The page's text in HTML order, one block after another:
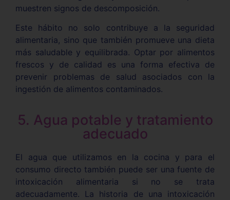
muestren signos de descomposición.
Este hábito no solo contribuye a la seguridad
alimentaria, sino que también promueve una dieta
más saludable y equilibrada. Optar por alimentos
frescos y de calidad es una forma efectiva de
prevenir problemas de salud asociados con la
ingestión de alimentos contaminados.
5. Agua potable y tratamiento
adecuado
El agua que utilizamos en la cocina y para el
consumo directo también puede ser una fuente de
intoxicación alimentaria si no se trata
adecuadamente. La historia de una intoxicación